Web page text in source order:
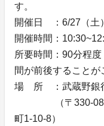
す。
開催日 ：6/27（土）
開催時間：
所要時間：90分程
間が前後することが
場 所 ：武蔵野銀
（〒330-0854
町1-10-8）